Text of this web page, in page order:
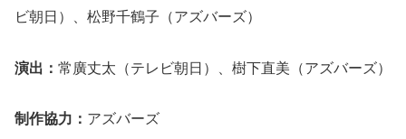
ビ朝日）、松野千鶴子（アズバーズ）
演出： 常廣丈太（テレビ朝日）、樹下直美（アズバーズ）
制作協力： アズバーズ